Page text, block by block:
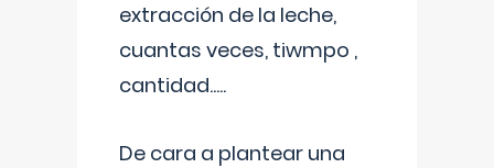
extracción de la leche,
cuantas veces, tiwmpo ,
cantidad.....
De cara a plantear una